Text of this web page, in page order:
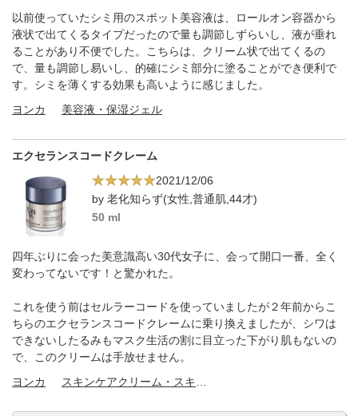
以前使っていたシミ用のスポット美容液は、ロールオン容器から
液状で出てくるタイプだったので量も調節しずらいし、液が垂れ
ることがあり不便でした。こちらは、クリーム状で出てくるの
で、量も調節し易いし、的確にシミ部分に塗ることができ便利で
す。シミを薄くする効果も高いように感じました。
ヨンカ
美容液・保湿ジェル
エクセランスコードクレーム
2021/12/06
by 老化知らず(女性,普通肌,44才)
50 ml
四年ぶりに会った美意識高い30代女子に、会って開口一番、全く
変わってないです！と驚かれた。
これを使う前はセルラーコードを使っていましたが２年前からこ
ちらのエクセランスコードクレームに乗り換えましたが、シワは
できないしたるみもマスク生活の割に目立った下がり肌もないの
で、このクリームは手放せません。
ヨンカ